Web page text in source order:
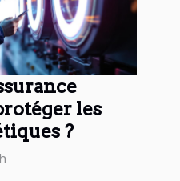
les
?